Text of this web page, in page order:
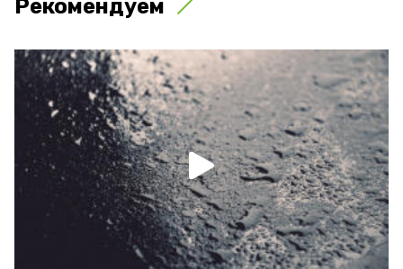
Рекомендуем